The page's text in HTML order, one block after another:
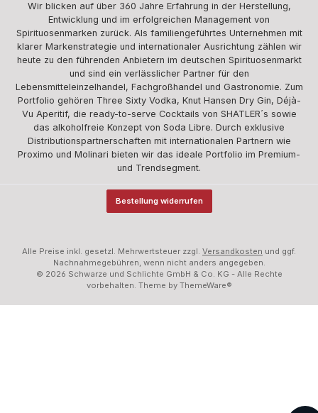
Wir blicken auf über 360 Jahre Erfahrung in der Herstellung,
Entwicklung und im erfolgreichen Management von
Spirituosenmarken zurück. Als familiengeführtes Unternehmen mit
klarer Markenstrategie und internationaler Ausrichtung zählen wir
heute zu den führenden Anbietern im deutschen Spirituosenmarkt
und sind ein verlässlicher Partner für den
Lebensmitteleinzelhandel, Fachgroßhandel und Gastronomie. Zum
Portfolio gehören Three Sixty Vodka, Knut Hansen Dry Gin, Déjà-
Vu Aperitif, die ready-to-serve Cocktails von SHATLER´s sowie
das alkoholfreie Konzept von Soda Libre. Durch exklusive
Distributionspartnerschaften mit internationalen Partnern wie
Proximo und Molinari bieten wir das ideale Portfolio im Premium-
und Trendsegment.
Bestellung widerrufen
Alle Preise inkl. gesetzl. Mehrwertsteuer zzgl. Versandkosten und ggf.
Nachnahmegebühren, wenn nicht anders angegeben.
© 2026 Schwarze und Schlichte GmbH & Co. KG - Alle Rechte
vorbehalten. Theme by ThemeWare®